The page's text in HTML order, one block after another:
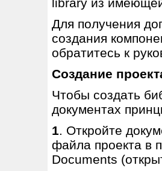
Для получения
создания
обратитесь к
Создание
Чтобы создать
документах
1. Откройте
файла проекта в
Documents